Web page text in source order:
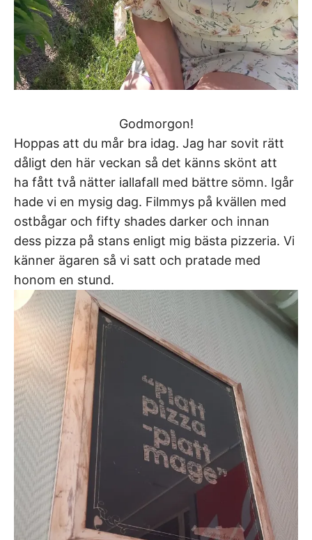
Godmorgon!
Hoppas att du mår bra idag. Jag har sovit rätt
dåligt den här veckan så det känns skönt att
ha fått två nätter iallafall med bättre sömn. Igår
hade vi en mysig dag. Filmmys på kvällen med
ostbågar och fifty shades darker och innan
dess pizza på stans enligt mig bästa pizzeria. Vi
känner ägaren så vi satt och pratade med
honom en stund.